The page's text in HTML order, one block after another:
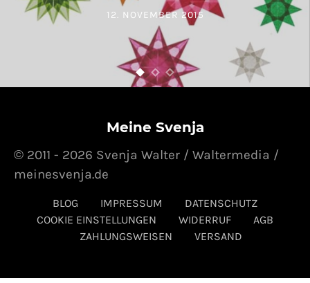
POSTED ON
12. NOVEMBER 2015
Meine Svenja
BLOG IMPRESSUM
DATENSCHUTZ
COOKIE EINSTELLUNGEN
WIDERRUF
AGB
ZAHLUNGSWEISEN
VERSAND
© 2011 - 2026 Svenja Walter / Waltermedia /
meinesvenja.de